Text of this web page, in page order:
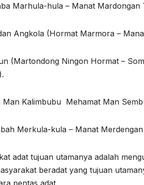
Marhula-hula – Manat
Angkola (Hormat Marmora –
(Martondong Ningon Hormat –
Man Kalimbubu Mehamat Man
Merkula-kula – Manat
adat tujuan utamanya adalah
beradat yang tujuan
pentas adat.